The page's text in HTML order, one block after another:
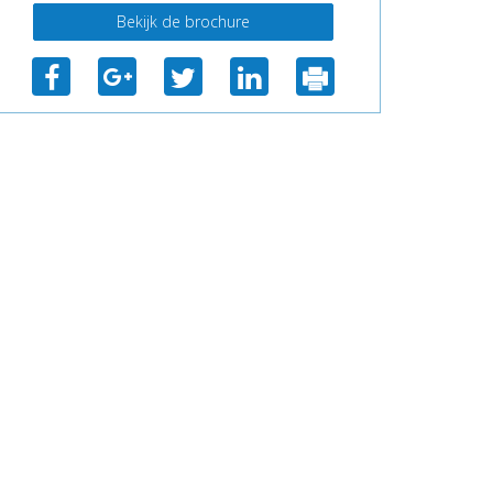
Bekijk de brochure